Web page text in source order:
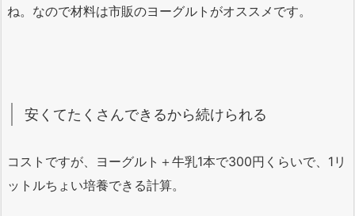
ね。なので材料は市販のヨーグルトがオススメです。
安くてたくさんできるから続けられる
コストですが、ヨーグルト＋牛乳1本で300円くらいで、1リ
ットルちょい培養できる計算。